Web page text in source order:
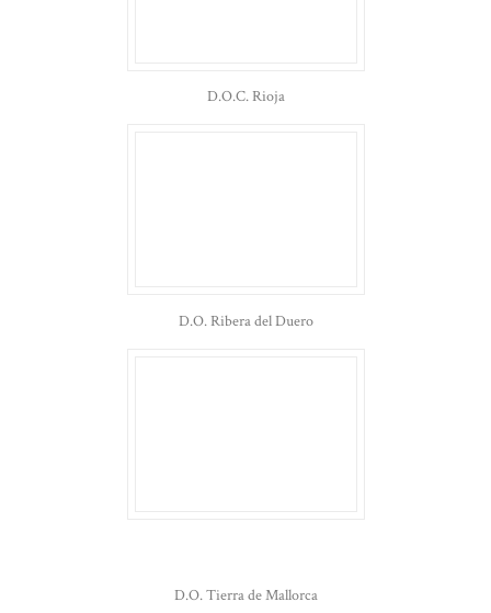
D.O.C. Rioja
D.O. Ribera del Duero
D.O. Tierra de Mallorca